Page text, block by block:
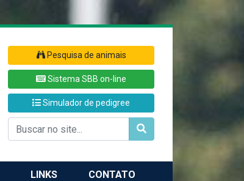
Pesquisa de animais
Sistema SBB on-line
Simulador de pedigree
LINKS CONTATO